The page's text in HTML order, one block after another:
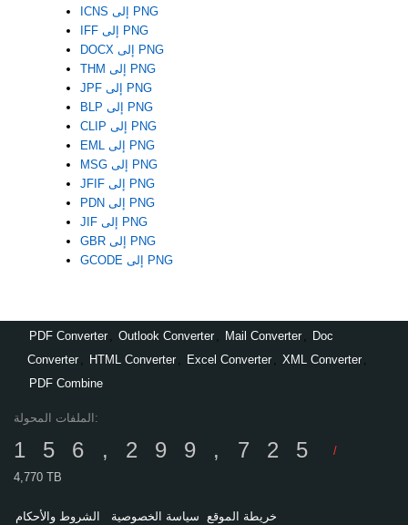
ICNS إلى PNG
IFF إلى PNG
DOCX إلى PNG
THM إلى PNG
JPF إلى PNG
BLP إلى PNG
CLIP إلى PNG
EML إلى PNG
MSG إلى PNG
JFIF إلى PNG
PDN إلى PNG
JIF إلى PNG
GBR إلى PNG
GCODE إلى PNG
PDF Converter Outlook Converter Mail Converter
Doc
Converter
HTML Converter Excel Converter XML Converter
PDF Combine
الملفات المحولة:
156,299,725
/
4,770 TB
خريطة الموقع سياسة الخصوصية الشروط والأحكام